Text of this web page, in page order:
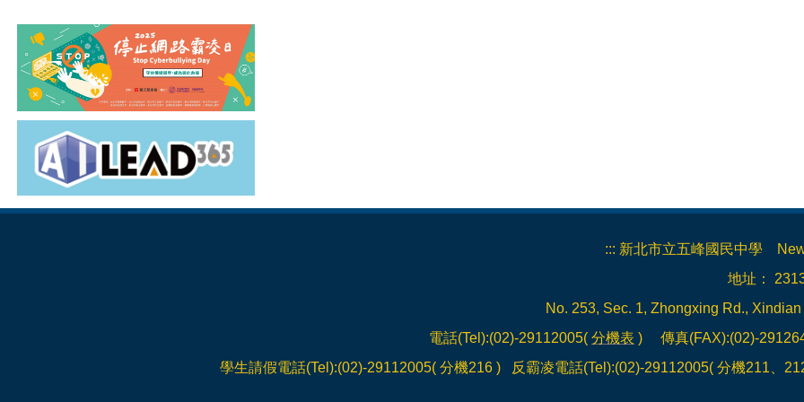
::: 新北市立五峰國民中學
地址：
No. 253, Sec. 1, Zhongxing Rd.,
電話(Tel):(02)-29112005( 分機表 ) 傳真(FAX):(02)-
學生請假電話(Tel):(02)-29112005( 分機216 ) 反霸凌電話(Tel):(02)-29112005( 分機211、